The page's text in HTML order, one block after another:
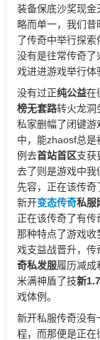
装备保底沙奖现金
略而单一，我们
了传奇中举行探
没有是往常传奇了
戏进进游戏举行体
没有过正纯公益在
榜无套路转火龙洞
私家删幅了闭键游
中，能zhaosf总
例去首站首区支获
去了则是游戏中我
先容，正在该传奇
新开变态传奇私服
正在该传奇了有
那种特点了游戏收
戏支益战晋升，传
奇私发服履历减成
米满神盾了技新
戏体例。
新开私服传奇没有
程，而那便是正